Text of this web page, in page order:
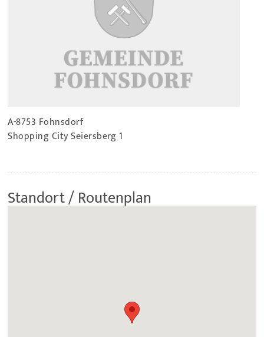
A-8753 Fohnsdorf
Shopping City Seiersberg 1
Standort / Routenplan